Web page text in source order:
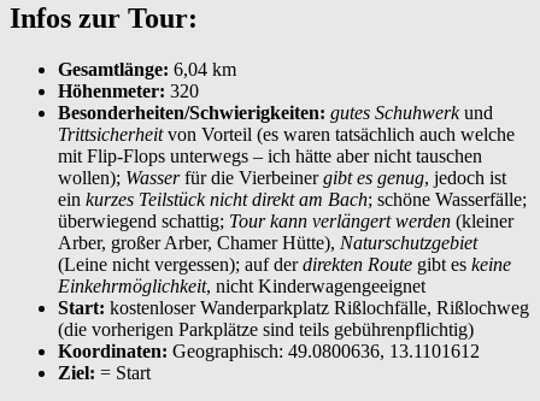
Infos zur Tour:
Gesamtlänge: 6,04 km
Höhenmeter: 320
Besonderheiten/Schwierigkeiten: gutes Schuhwerkund
Trittsicherheitvon Vorteil (es waren tatsächlich auch welche
mit Flip-Flops unterwegs – ich hätte aber nicht tauschen
wollen); Wasserfür die Vierbeinergibt es genug, jedoch ist
ein kurzes Teilstück nicht direkt am Bach; schöne Wasserfälle;
überwiegend schattig; Tour kann verlängert werden (kleiner
Arber, großer Arber, Chamer Hütte), Naturschutzgebiet
(Leine nicht vergessen); auf derdirekten Route gibt es keine
Einkehrmöglichkeit, nicht Kinderwagengeeignet
Start: kostenloser Wanderparkplatz Rißlochfälle, Rißlochweg
(die vorherigen Parkplätze sind teils gebührenpflichtig)
Koordinaten: Geographisch: 49.0800636, 13.1101612
Ziel: = Start